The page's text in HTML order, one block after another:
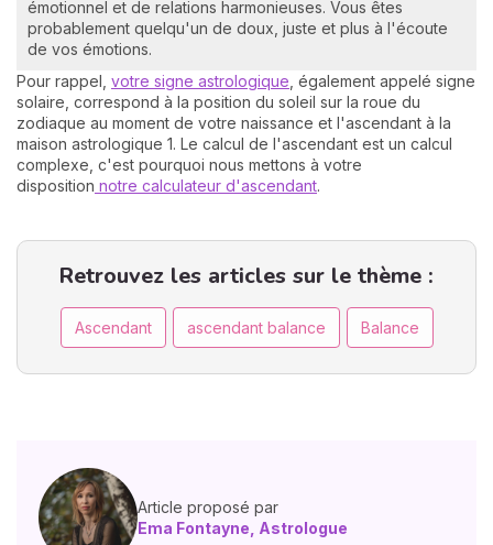
émotionnel et de relations harmonieuses. Vous êtes
probablement quelqu'un de doux, juste et plus à l'écoute
de vos émotions.
Pour rappel, votre signe astrologique , également appelé signe
solaire, correspond à la position du soleil sur la roue du
zodiaque au moment de votre naissance et l'ascendant à la
maison astrologique 1. Le calcul de l'ascendant est un calcul
complexe, c'est pourquoi nous mettons à votre
disposition notre calculateur d'ascendant.
Retrouvez les articles sur le thème :
Ascendant ascendant balance Balance
Article proposé par
Ema Fontayne, Astrologue